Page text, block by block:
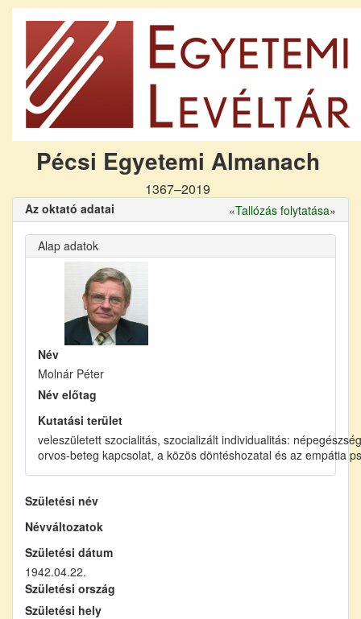
Pécsi Egyetemi Almanach
1367–2019
Az oktató adatai «Tallózás folytatása»
Alap adatok
Név
Molnár Péter
Név előtag
Kutatási terület
veleszületett szocialitás, szocializált individualitás:
orvos-beteg kapcsolat, a közös döntéshozatal és az empátia
Születési név
Névváltozatok
Születési dátum
1942.04.22.
Születési ország
Születési hely